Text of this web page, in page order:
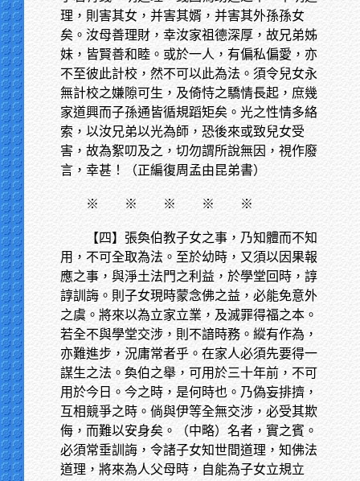
理，則害其女，并害其婿，并害其外孫孫女
矣。汝母善理財，幸汝家祖德深厚，故兄弟姊
妹，皆賢善和睦。或於一人，有偏私偏愛，亦
不至彼此計校，然不可以此為法。須令兒女永
無計校之嫌隙可生，及倚恃之驕情長起，庶幾
家道興而子孫通皆循規蹈矩矣。光之性情多絡
索，以汝兄弟以光為師，恐後來或致兒女受
害，故為絮叨及之，切勿謂所說無因，視作廢
言，幸甚！（正編復周孟由昆弟書）
※ ※ ※ ※ ※
【四】張奐伯教子女之事，乃知體而不知
用，不可全取為法。至於幼時，又須以因果報
應之事，與淨土法門之利益，於學堂回時，諄
諄訓誨。則子女現時蒙念佛之益，必能免意外
之虞。將來以為立家立業，及滅罪得福之本。
若全不與學堂交涉，則不諳時務。縱有作為，
亦難進步，況庸常者乎。在家人必須先要得一
謀生之法。奐伯之舉，可用於三十年前，不可
用於今日。今之時，是何時也。乃偽妄排擠，
互相競爭之時。倘與伊等全無交涉，必受其欺
侮，而難以安身矣。（中略）名者，實之賓。
必須常垂訓誨，令諸子女知世間道理，知佛法
道理，將來為人父母時，自能為子女立規立